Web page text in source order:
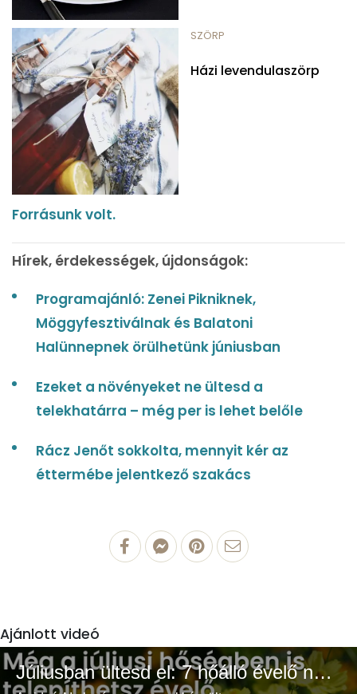
SZÖRP
Házi levendulaszörp
Forrásunk volt.
Hírek, érdekességek, újdonságok:
Programajánló: Zenei Pikniknek,
Möggyfesztiválnak és Balatoni
Halünnepnek örülhetünk júniusban
Ezeket a növényeket ne ültesd a
telekhatárra – még per is lehet belőle
Rácz Jenőt sokkolta, mennyit kér az
éttermébe jelentkező szakács
Ajánlott videó
Júliusban ültesd el: 7 hőálló évelő növény a színes és buja kertért